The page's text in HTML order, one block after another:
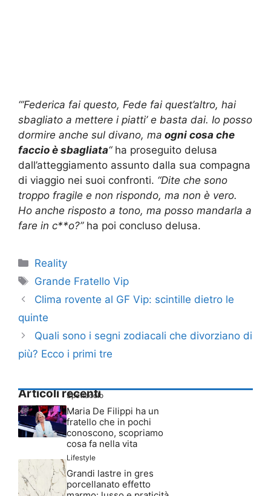
“‘Federica fai questo, Fede fai quest’altro, hai
sbagliato a mettere i piatti’ e basta dai. Io posso
dormire anche sul divano, ma ogni cosa che
faccio è sbagliata“ha proseguito delusa
dall’atteggiamento assunto dalla sua compagna
di viaggio nei suoi confronti. “Dite che sono
troppo fragile e non rispondo, ma non è vero.
Ho anche risposto a tono, ma posso mandarla a
fare in c**o?”ha poi concluso delusa.
Categorie
Reality
Tag
Grande Fratello Vip
Clima rovente al GF Vip: scintille dietro le
quinte
Quali sono i segni zodiacali che divorziano di
più? Ecco i primi tre
Articoli recenti
Spettacolo
Maria De Filippi ha un
fratello che in pochi
conoscono, scopriamo
cosa fa nella vita
Lifestyle
Grandi lastre in gres
porcellanato effetto